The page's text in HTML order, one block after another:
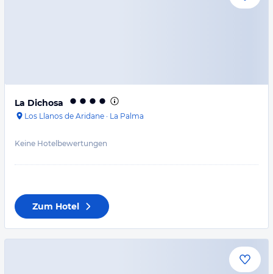
La Dichosa
Los Llanos de Aridane · La Palma
Keine Hotelbewertungen
Zum Hotel